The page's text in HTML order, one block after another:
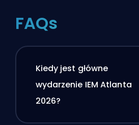
FAQs
Kiedy jest główne
wydarzenie IEM Atlanta
2026?